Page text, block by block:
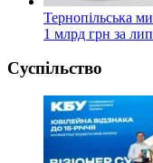
Тернопільська
1 млрд грн за
Суспільство